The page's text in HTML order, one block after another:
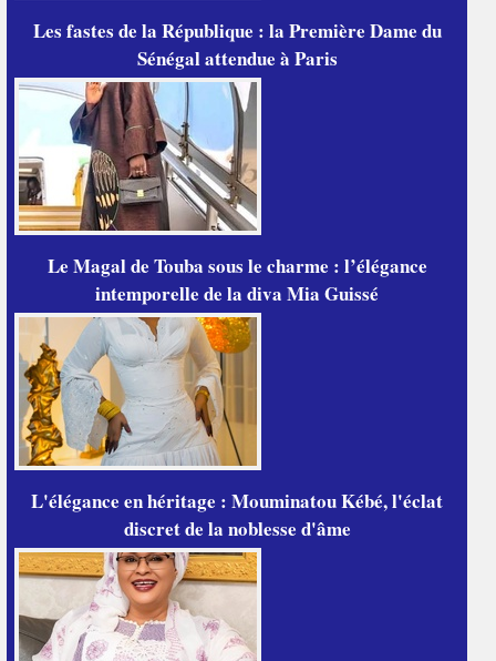
Les fastes de la République : la Première Dame du
Sénégal attendue à Paris
Le Magal de Touba sous le charme : l’élégance
intemporelle de la diva Mia Guissé
L'élégance en héritage : Mouminatou Kébé, l'éclat
discret de la noblesse d'âme